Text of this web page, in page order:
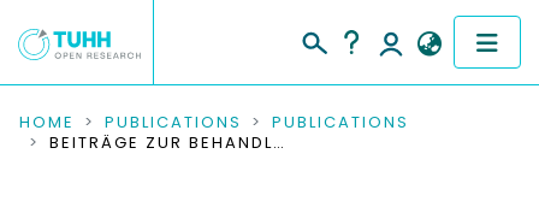
COMMUNITIES & COLLECTIONS
HOME PUBLICATIONS
PUBLICATIONS
BEITRÄGE ZUR BEHANDLUNG DES ZUGSPANNUNGSABBAUS IN GASHALTIGEM WASSER MIT METHODEN DER BLASENDYNAMIK UND DER THERMODYNAMIK